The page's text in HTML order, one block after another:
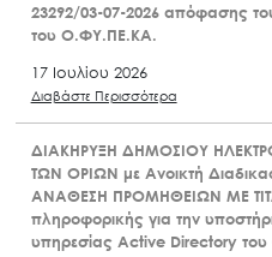
23292/03-07-2026 απόφασης
του Ο.ΦΥ.ΠΕ.ΚΑ.
17 Ιουλίου 2026
Διαβάστε Περισσότερα
ΔΙΑΚΗΡΥΞΗ ΔΗΜΟΣΙΟΥ
ΤΩΝ ΟΡΙΩΝ με Ανοικτή
ΑΝΑΘΕΣΗ ΠΡΟΜΗΘΕΙΩΝ ΜΕ
πληροφορικής για την
υπηρεσίας Active Directory του